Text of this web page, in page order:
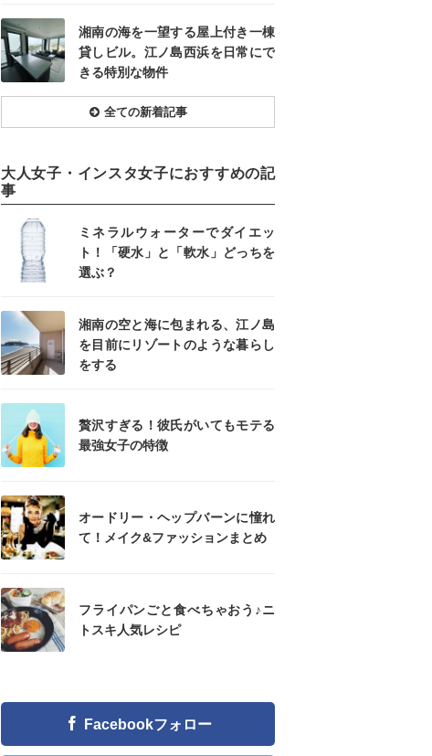
湘南の海を一望する屋上付き一棟
貸しビル。江ノ島西浜を日常にで
きる特別な物件
全ての新着記事
大人女子・インスタ女子におすすめの記
事
ミネラルウォーターでダイエッ
ト！「硬水」と「軟水」どっちを
選ぶ？
湘南の空と海に包まれる、江ノ島
を目前にリゾートのような暮らし
をする
贅沢すぎる！彼氏がいてもモテる
最強女子の特徴
オードリー・ヘップバーンに憧れ
て！メイク&ファッションまとめ
フライパンごと食べちゃおう♪ニ
トスキ人気レシピ
Facebookフォロー